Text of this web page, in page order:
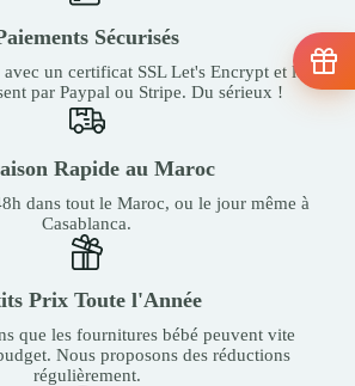
Sécurisés
un certificat SSL Let's Encrypt et les
par Paypal ou Stripe. Du sérieux !
Rapide au Maroc
dans tout le Maroc, ou le jour même à
Casablanca.
Prix Toute l'Année
que les fournitures bébé peuvent vite
Nous proposons des réductions
régulièrement.